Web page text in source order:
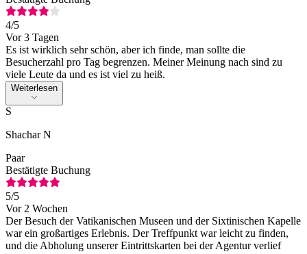
4/5
Vor 3 Tagen
Es ist wirklich sehr schön, aber ich finde, man sollte die
Besucherzahl pro Tag begrenzen. Meiner Meinung nach sind zu
viele Leute da und es ist viel zu heiß.
Weiterlesen
S
Shachar N
Paar
Bestätigte Buchung
5/5
Vor 2 Wochen
Der Besuch der Vatikanischen Museen und der Sixtinischen Kapelle
war ein großartiges Erlebnis. Der Treffpunkt war leicht zu finden,
und die Abholung unserer Eintrittskarten bei der Agentur verlief